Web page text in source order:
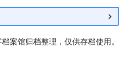
案馆归档整理，仅供存档使用。